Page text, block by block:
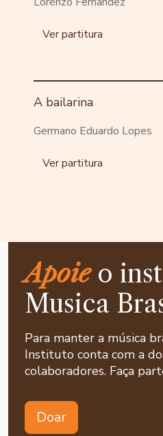
Ver partitura
A bailarina
Germano Eduardo Lopes
Ver partitura
Apoieo
Musica
Para manter a música
Instituto conta com a
colaboradores. Faça
Doar